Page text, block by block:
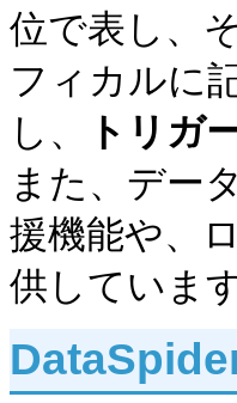
位で表し、
フィカルに
し、
トリガ
また、デー
援機能や、
供しています